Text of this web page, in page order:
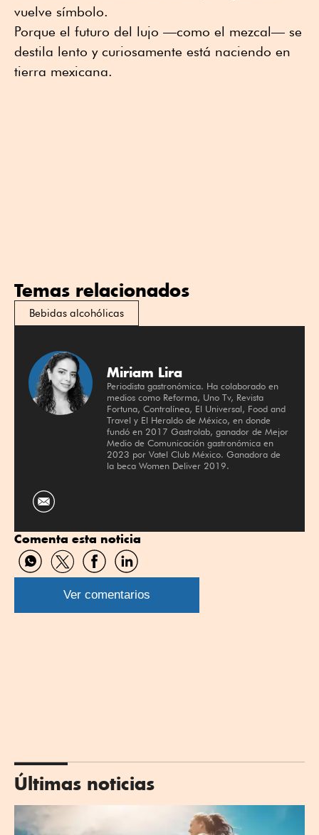
vuelve símbolo.
Porque el futuro del lujo —como el mezcal— se
destila lento y curiosamente está naciendo en
tierra mexicana.
Temas relacionados
Bebidas alcohólicas
Miriam Lira
Periodista gastronómica. Ha colaborado en
medios como Reforma, Uno Tv, Revista
Fortuna, Contralínea, El Universal, Food and
Travel y El Heraldo de México, en donde
fundó en 2017 Gastrolab, ganador de Mejor
Medio de Comunicación gastronómica en
2023 por Vatel Club México. Ganadora de
la beca Women Deliver 2019.
Comenta esta noticia
Compartir
por
WhatsApp
Compartir
por
Twitter
Compartir
por
Facebook
Compartir
por
Linkedin
Ver comentarios
Últimas noticias